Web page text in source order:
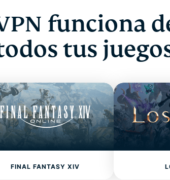
funciona
tus
FINAL FANTASY XIV